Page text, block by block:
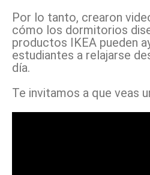
Por lo tanto, crearon
cómo los dormitorios
productos IKEA pueden
estudiantes a relajarse
día.
Te invitamos a que veas